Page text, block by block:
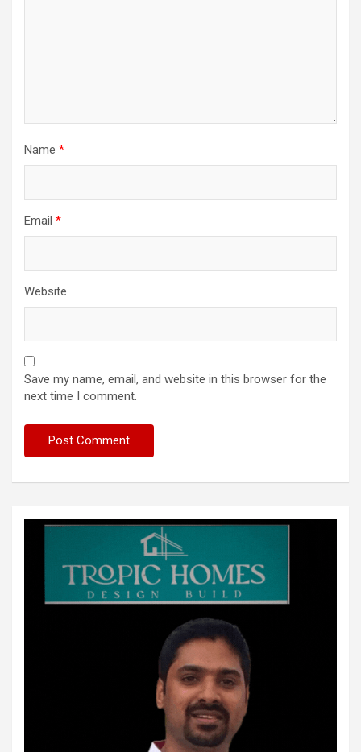
Name *
Email *
Website
Save my name, email, and website in this browser for the
next time I comment.